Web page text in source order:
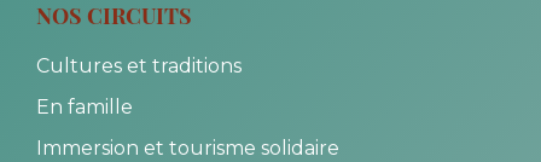
NOS CIRCUITS
Cultures et traditions
En famille
Immersion et tourisme solidaire